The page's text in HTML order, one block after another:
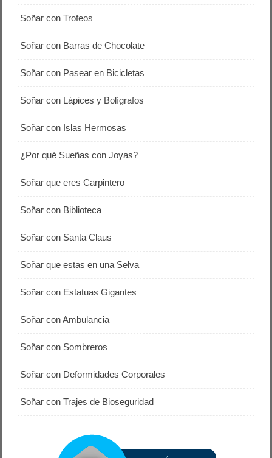
Soñar con Trofeos
Soñar con Barras de Chocolate
Soñar con Pasear en Bicicletas
Soñar con Lápices y Bolígrafos
Soñar con Islas Hermosas
¿Por qué Sueñas con Joyas?
Soñar que eres Carpintero
Soñar con Biblioteca
Soñar con Santa Claus
Soñar que estas en una Selva
Soñar con Estatuas Gigantes
Soñar con Ambulancia
Soñar con Sombreros
Soñar con Deformidades Corporales
Soñar con Trajes de Bioseguridad